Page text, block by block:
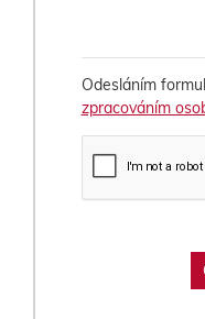
Odesláním
zpracováním